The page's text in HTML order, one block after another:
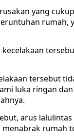
yang
kecelakaan
tersebut
luka ringan
arus
rumah